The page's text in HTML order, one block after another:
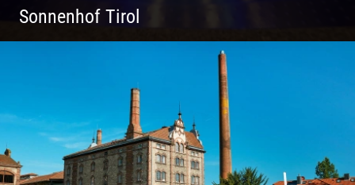
Sonnenhof Tirol
Freundliches Team | Moderne Zimmer |
Luxuriöser Spa | Coole Köche